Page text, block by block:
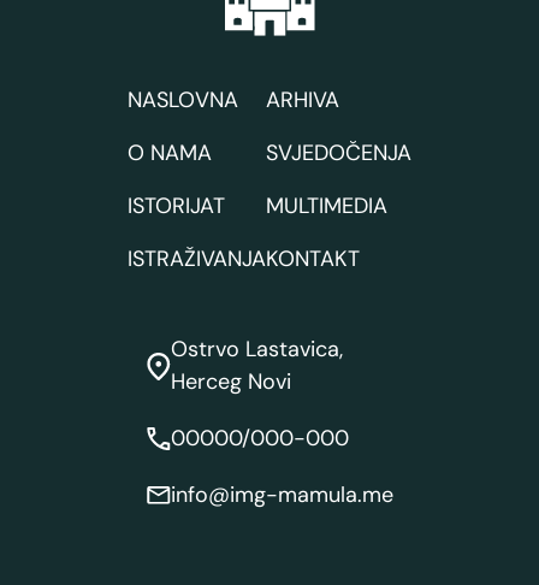
NASLOVNA
O NAMA
ISTORIJAT
ISTRAŽIVANJA
ARHIVA
SVJEDOČENJA
MULTIMEDIA
KONTAKT
Ostrvo Lastavica,
Herceg Novi
00000/000-000
info@img-mamula.me